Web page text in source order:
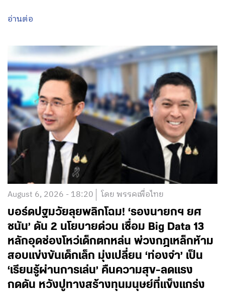
อ่านต่อ
August 6, 2026 - 18:20 โดย พรรคเพื่อไทย
บอร์ดปฐมวัยลุยพลิกโฉม! ‘รองนายกฯ ยศ
ชนัน’ ดัน 2 นโยบายด่วน เชื่อม Big Data 13
หลักอุดช่องโหว่เด็กตกหล่น พ่วงกฎเหล็กห้าม
สอบแข่งขันเด็กเล็ก มุ่งเปลี่ยน ‘ท่องจำ’ เป็น
‘เรียนรู้ผ่านการเล่น’ คืนความสุข-ลดแรง
กดดัน หวังปูทางสร้างทุนมนุษย์ที่แข็งแกร่ง